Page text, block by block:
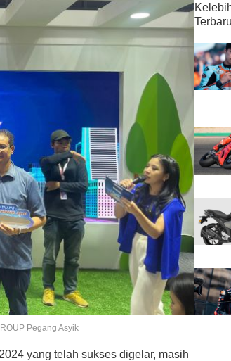
Pegang Asyik
yang telah sukses digelar, masih
Terbaru